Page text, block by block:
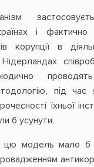
і
корупції в
під час
їхньої
б усунути.
модель мало б